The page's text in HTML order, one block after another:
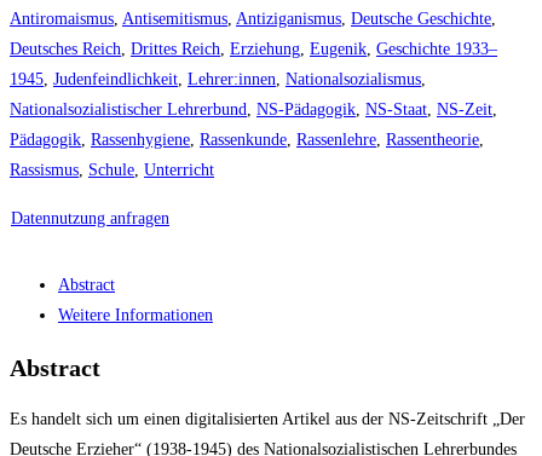
Antiromaismus, Antisemitismus, Antiziganismus, Deutsche Geschichte,
Deutsches Reich, Drittes Reich, Erziehung, Eugenik, Geschichte 1933–
1945, Judenfeindlichkeit, Lehrer:innen, Nationalsozialismus,
Nationalsozialistischer Lehrerbund, NS-Pädagogik, NS-Staat, NS-Zeit,
Pädagogik, Rassenhygiene, Rassenkunde, Rassenlehre, Rassentheorie,
Rassismus, Schule, Unterricht
Datennutzung anfragen
Abstract
Weitere Informationen
Abstract
Es handelt sich um einen digitalisierten Artikel aus der NS-Zeitschrift „Der
Deutsche Erzieher“ (1938-1945) des Nationalsozialistischen Lehrerbundes